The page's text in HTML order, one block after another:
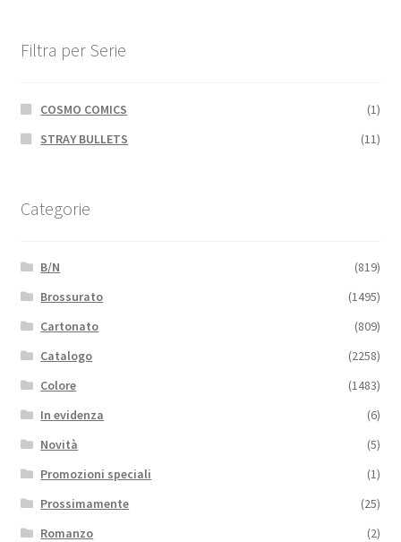
Filtra per Serie
COSMO COMICS
(1)
STRAY BULLETS
(11)
Categorie
B/N
(819)
Brossurato
(1495)
Cartonato
(809)
Catalogo
(2258)
Colore
(1483)
In evidenza
(6)
Novità
(5)
Promozioni speciali
(1)
Prossimamente
(25)
Romanzo
(2)